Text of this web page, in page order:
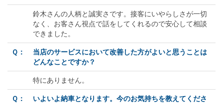
鈴木さんの人柄と誠実さです。接客にいやらしさが一切
なく、お客さん視点で話をしてくれるので安心して相談
できました。
Ｑ：
当店のサービスにおいて改善した方がよいと思うことは
どんなことですか？
特にありません。
Ｑ：
いよいよ納車となります。今のお気持ちを教えてくださ